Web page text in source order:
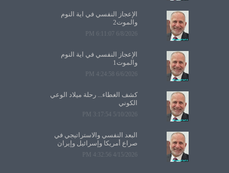
الإعجاز النفسي في آية النوم
والموت2
6/8/2026 6:11:07 PM
الإعجاز النفسي في آية النوم
والموت1
6/6/2026 4:24:58 PM
كشف الغطاء... رحلة ميلاد الوعي
الكوني
5/10/2026 3:17:54 PM
البعد النفسي والاستراتيجي في
صراع أمريكا وإسرائيل وإيران
4/15/2026 4:32:56 PM